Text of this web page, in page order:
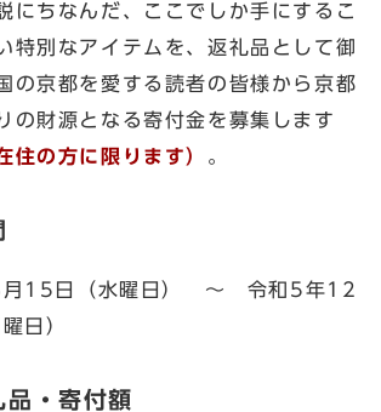
にちなんだ、ここでしか手にするこ
特別なアイテムを、返礼品として御
の京都を愛する読者の皆様から京都
の財源となる寄付金を募集します
住の方に限ります） 。
15日（水曜日） ～ 令和5年12
日）
品・寄付額